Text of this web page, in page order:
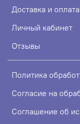
Доставка и оплата
Личный кабинет
Отзывы
Политика
Согласие на
Соглашение об